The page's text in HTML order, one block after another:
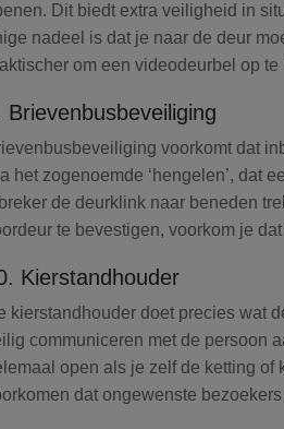
Dit biedt extra veiligheid in
nadeel is dat je naar de deur
om een videodeurbel op
Brievenbusbeveiliging
voorkomt dat
het zogenoemde ‘hengelen’, dat
de deurklink naar beneden
te bevestigen, voorkom je
Kierstandhouder
kierstandhouder doet precies wat
communiceren met de persoon
open als je zelf de ketting
dat ongewenste